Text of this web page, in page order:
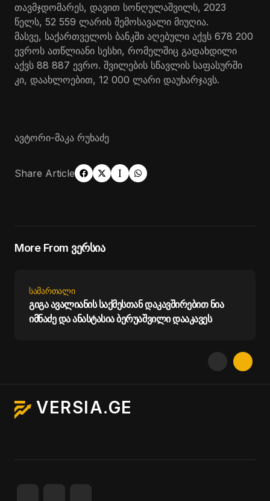
თავმჯდომარეს, დავით სონღულაშვილს, 2023
წელს, 52 559 ლარის შემოსავალი მიუღია.
მასვე, საქართველოს ბანკში აღებული აქვს 678 200
ევროს ათწლიანი სესხი, რომელშიც გადახდილი
აქვს 88 887 ევრო. შვილების სწავლის საფასურში
კი, დაახლოებით, 12 000 ლარი დაუხარჯავს.
ავტორი-მაკა რუხაძე
Share Article
More From ვერსია
ᲡᲐᲛᲐᲠᲗᲐᲚᲘ
გიგა ავალიანის საქმესთან დაკავშირებით ნია
იმნაძე და ანასტასია ბერუაშვილი დააკავეს
VERSIA.GE